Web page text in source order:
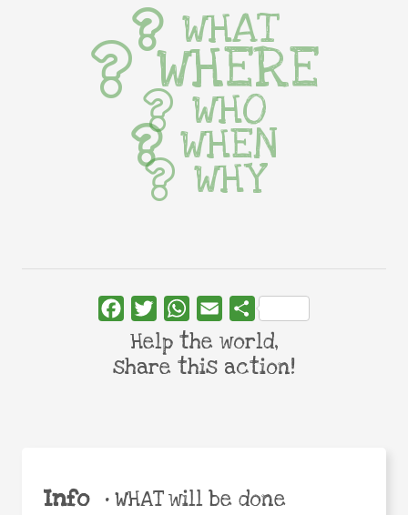
Info •WHAT will be done
WHAT
WHERE
WHO
WHEN
WHY
FacebookTwitterWhatsApp
Email Share
Help the world,
share this action!